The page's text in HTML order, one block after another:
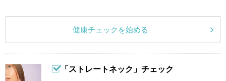
健康チェックを始める
「ストレートネック」チェック